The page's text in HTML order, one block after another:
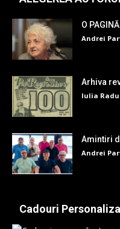
O
Andrei
Arhiva
Iulia Radu
Amintiri
Andrei
Cadouri